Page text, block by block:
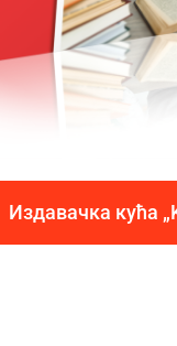
Издавачка кућа